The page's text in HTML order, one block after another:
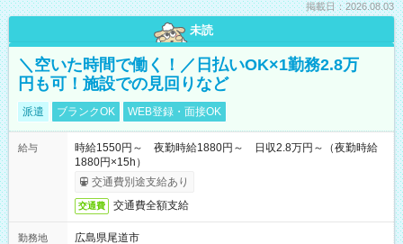
掲載日：2026.08.03
未読
＼空いた時間で働く！／日払いOK×1勤務2.8万
円も可！施設での見回りなど
派遣 ブランクOK WEB登録・面接OK
給与
時給1550円～ 夜勤時給1880円～ 日収2.8万円～（夜勤時給
1880円×15h）
交通費別途支給あり
交通費 交通費全額支給
勤務地
広島県尾道市